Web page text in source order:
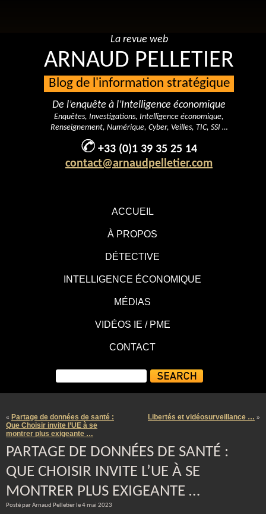
ACCUEIL
À PROPOS
DÉTECTIVE
INTELLIGENCE ÉCONOMIQUE
MÉDIAS
VIDÉOS IE / PME
CONTACT
La revue web
ARNAUD PELLETIER
Blog de l'information stratégique
De l’enquête à l’Intelligence économique
Enquêtes, Investigations, Intelligence économique,
Renseignement, Numérique, Cyber, Veilles, TIC, SSI …
+33 (0)1 39 35 25 14
contact@arnaudpelletier.com
« Partage de données de santé :
Que Choisir invite l’UE à se
montrer plus exigeante …
Libertés et vidéosurveillance … »
PARTAGE DE DONNÉES DE SANTÉ :
QUE CHOISIR INVITE L’UE À SE
MONTRER PLUS EXIGEANTE …
Posté par Arnaud Pelletier le 4 mai 2023